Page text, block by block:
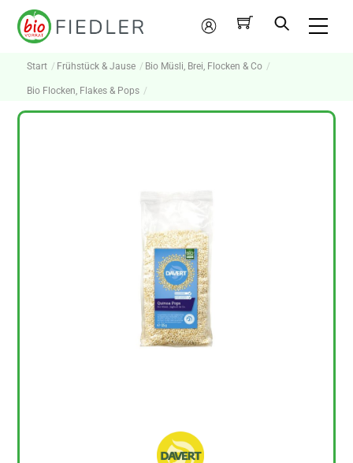
Skip
Mein
Konto
Start Frühstück & Jause Bio Müsli, Brei, Flocken & Co
Bio Flocken, Flakes & Pops